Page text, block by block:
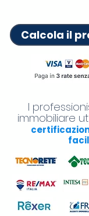
Calcola il
I
immobiliare